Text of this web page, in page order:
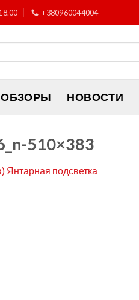
+380960044004
ОБЗОРЫ НОВОСТИ
510×383
Янтарная подсветка